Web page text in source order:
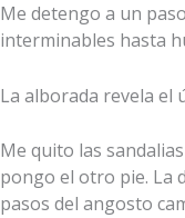
Me detengo a un
interminables hasta
La alborada revela el
Me quito las
pongo el otro pie. La
pasos del angosto